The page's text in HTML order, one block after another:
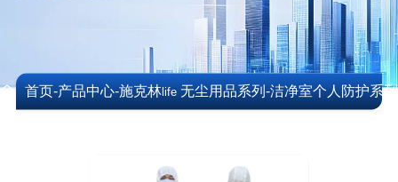
首页-产品中心-施克林life无尘用品系列-洁净室个人防护系列